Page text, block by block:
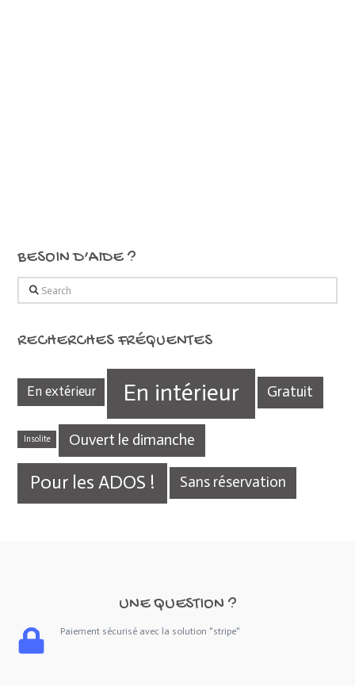
BESOIN D’AIDE ?
Search
RECHERCHES FRÉQUENTES
En extérieur En intérieur Gratuit
Insolite Ouvert le dimanche
Pour les ADOS ! Sans réservation
UNE QUESTION ?
Paiement sécurisé avec la solution "stripe"